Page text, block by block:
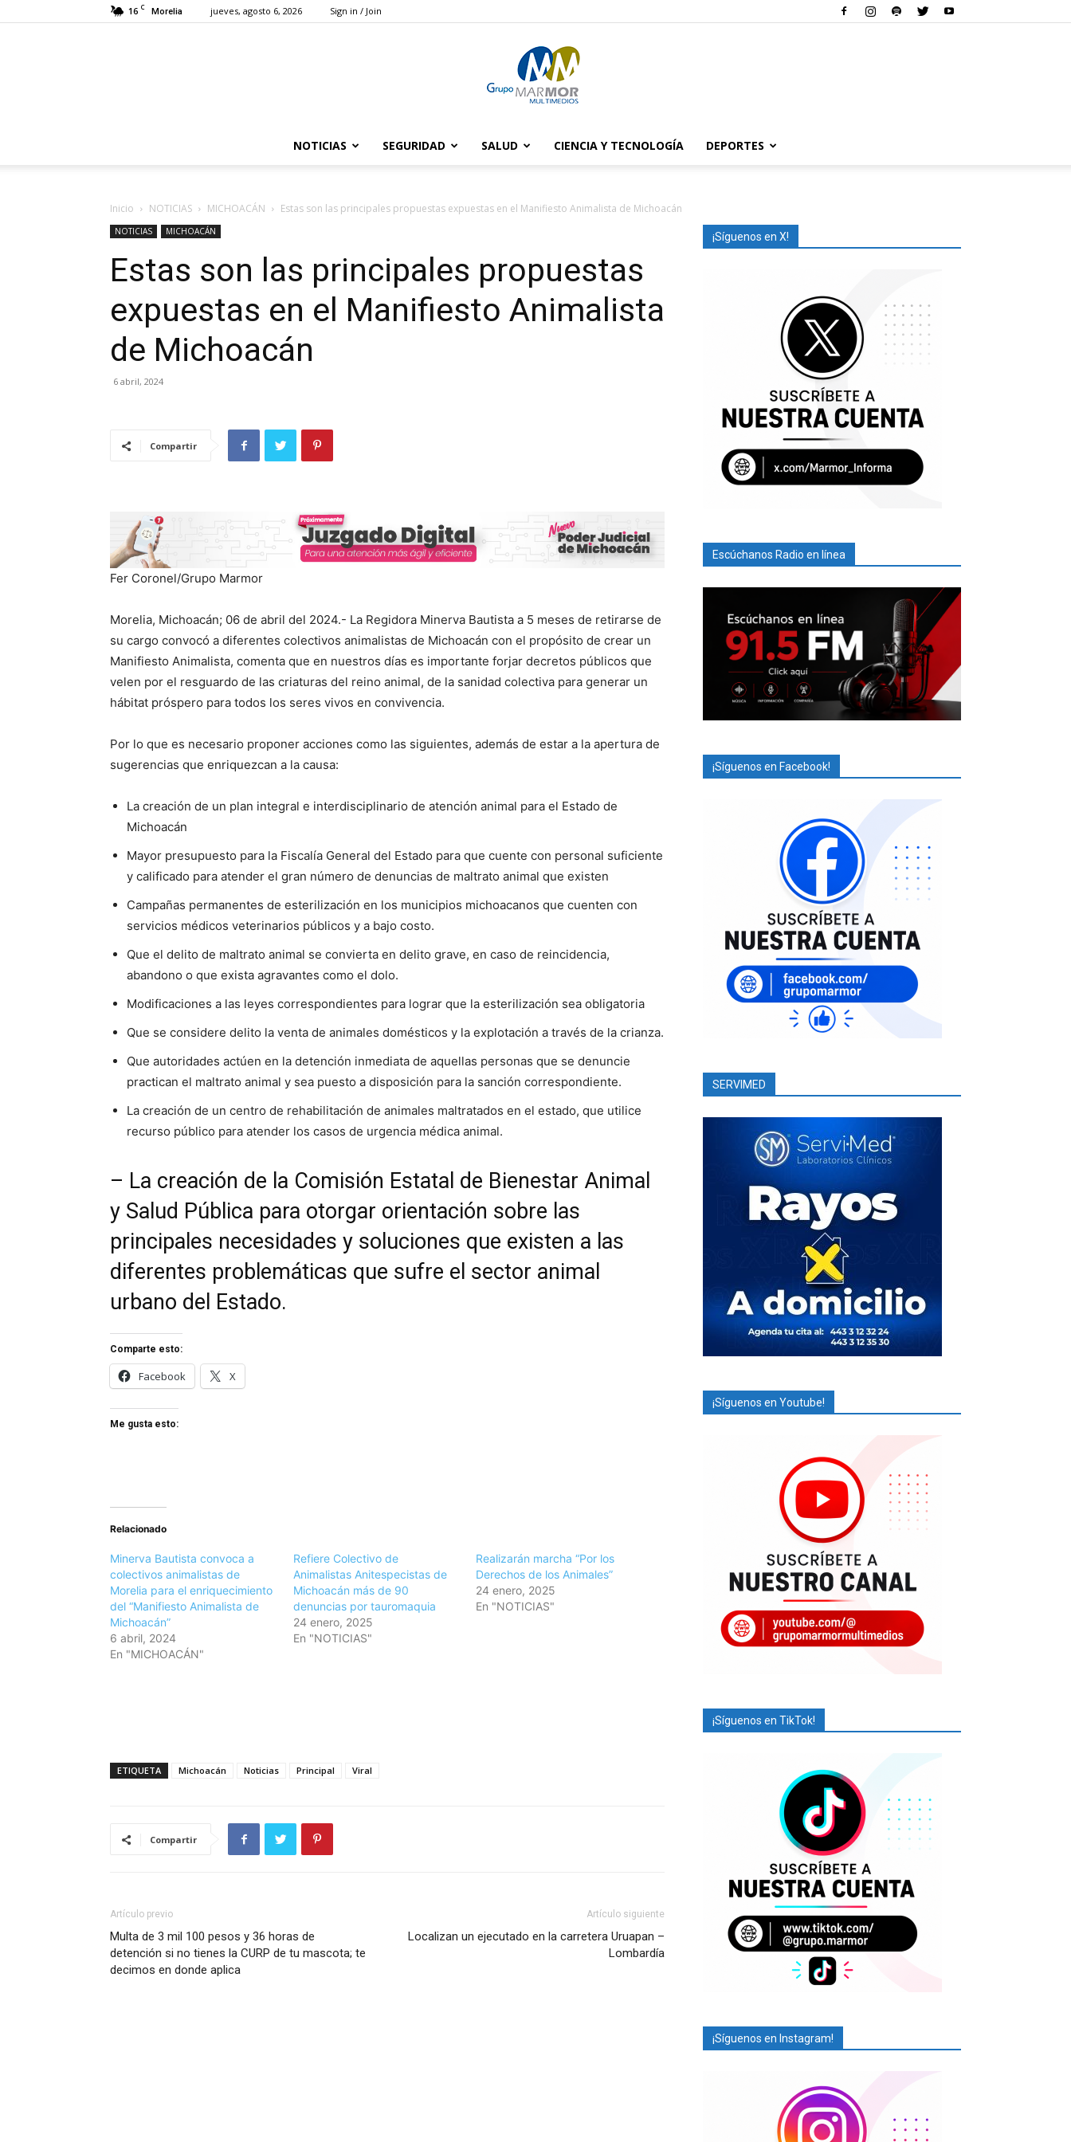
16 C Morelia jueves, agosto 6, 2026 Sign in / Join
Marmor
NOTICIAS SEGURIDAD SALUD CIENCIA Y TECNOLOGÍA DEPORTES
Inicio NOTICIAS MICHOACÁN Estas son las principales propuestas expuestas en el Manifiesto Animalista de Michoacán
NOTICIAS MICHOACÁN
Estas son las principales propuestas
expuestas en el Manifiesto Animalista
de Michoacán
6 abril, 2024
Compartir
Fer Coronel/Grupo Marmor
Morelia, Michoacán; 06 de abril del 2024.- La Regidora Minerva Bautista a 5 meses de retirarse de
su cargo convocó a diferentes colectivos animalistas de Michoacán con el propósito de crear un
Manifiesto Animalista, comenta que en nuestros días es importante forjar decretos públicos que
velen por el resguardo de las criaturas del reino animal, de la sanidad colectiva para generar un
hábitat próspero para todos los seres vivos en convivencia.
Por lo que es necesario proponer acciones como las siguientes, además de estar a la apertura de
sugerencias que enriquezcan a la causa:
La creación de un plan integral e interdisciplinario de atención animal para el Estado de
Michoacán
Mayor presupuesto para la Fiscalía General del Estado para que cuente con personal suficiente
y calificado para atender el gran número de denuncias de maltrato animal que existen
Campañas permanentes de esterilización en los municipios michoacanos que cuenten con
servicios médicos veterinarios públicos y a bajo costo.
Que el delito de maltrato animal se convierta en delito grave, en caso de reincidencia,
abandono o que exista agravantes como el dolo.
Modificaciones a las leyes correspondientes para lograr que la esterilización sea obligatoria
Que se considere delito la venta de animales domésticos y la explotación a través de la crianza.
Que autoridades actúen en la detención inmediata de aquellas personas que se denuncie
practican el maltrato animal y sea puesto a disposición para la sanción correspondiente.
La creación de un centro de rehabilitación de animales maltratados en el estado, que utilice
recurso público para atender los casos de urgencia médica animal.
– La creación de la Comisión Estatal de Bienestar Animal
y Salud Pública para otorgar orientación sobre las
principales necesidades y soluciones que existen a las
diferentes problemáticas que sufre el sector animal
urbano del Estado.
Comparte esto:
Facebook X
Me gusta esto:
Relacionado
Minerva Bautista convoca a
colectivos animalistas de
Morelia para el enriquecimiento
del “Manifiesto Animalista de
Michoacán”
6 abril, 2024
En "MICHOACÁN"
Refiere Colectivo de
Animalistas Anitespecistas de
Michoacán más de 90
denuncias por tauromaquia
24 enero, 2025
En "NOTICIAS"
Realizarán marcha “Por los
Derechos de los Animales”
24 enero, 2025
En "NOTICIAS"
ETIQUETA Michoacán Noticias Principal Viral
Compartir
Artículo previo
Multa de 3 mil 100 pesos y 36 horas de
detención si no tienes la CURP de tu mascota; te
decimos en donde aplica
Artículo siguiente
Localizan un ejecutado en la carretera Uruapan –
Lombardía
¡Síguenos en X!
Escúchanos Radio en línea
¡Síguenos en Facebook!
SERVIMED
¡Síguenos en Youtube!
¡Síguenos en TikTok!
¡Síguenos en Instagram!